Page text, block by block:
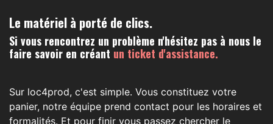
Le matériel à porté de clics.
Si vous rencontrez un problème n'hésitez pas à nous le
faire savoir en créant un ticket d'assistance.
Sur loc4prod, c'est simple. Vous constituez votre
panier, notre équipe prend contact pour les horaires et
formalités. Et pour finir vous passez chercher le